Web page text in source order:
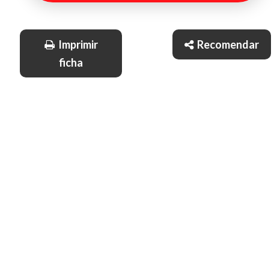
Imprimir
ficha
Recomendar